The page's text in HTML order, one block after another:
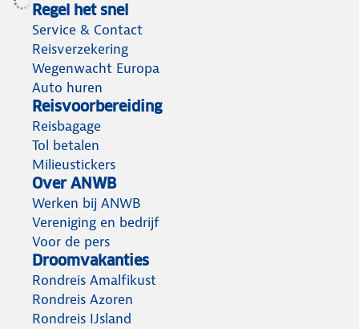
Regel het snel
Service & Contact
Reisverzekering
Wegenwacht Europa
Auto huren
Reisvoorbereiding
Reisbagage
Tol betalen
Milieustickers
Over ANWB
Werken bij ANWB
Vereniging en bedrijf
Voor de pers
Droomvakanties
Rondreis Amalfikust
Rondreis Azoren
Rondreis IJsland